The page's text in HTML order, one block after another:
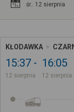
śr.. 12 sierpnia
KŁODAWKA
15:37
12 sierpnia
16:05
12 sierpnia